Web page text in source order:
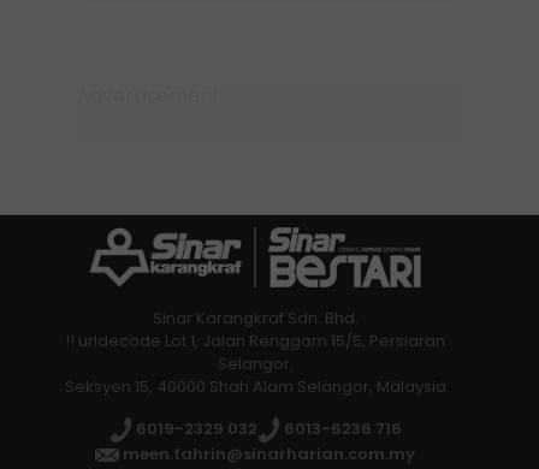
Sinar Karangkraf Sdn. Bhd.
!! urldecode Lot 1, Jalan Renggam 15/5, Persiaran
Selangor,
Seksyen 15, 40000 Shah Alam Selangor, Malaysia
6019-2329 032
6013-6236 716
meen.tahrin@sinarharian.com.my